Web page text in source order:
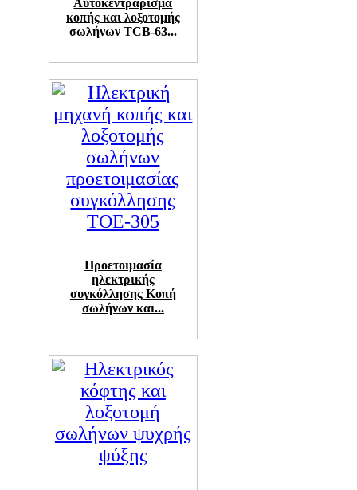
κοπής και λοξοτομής
σωλήνων TCB-63...
Προετοιμασία
ηλεκτρικής
συγκόλλησης Κοπή
σωλήνων και...